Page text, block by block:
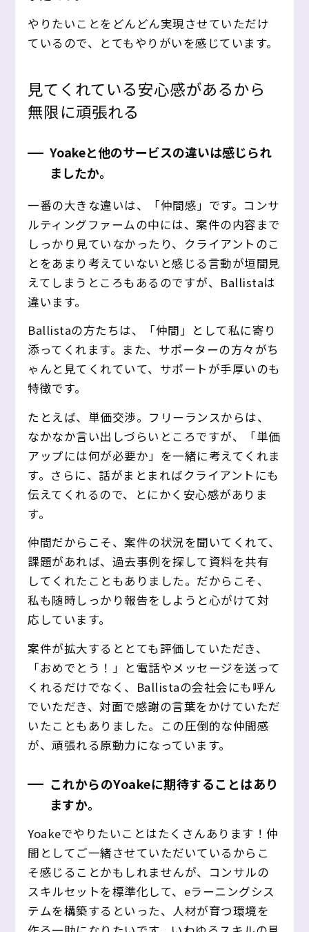
やりたいことをどんどん実現させていただけ
ているので、とてもやりがいを感じています。
見てくれている安心感があるから
無限に頑張れる
Yoakeと他のサービスの違いは感じられ
ましたか。
一番の大きな違いは、「仲間感」です。コンサ
ルティングファームの中には、案件の内容まで
しっかり見ていなかったり、クライアントのこ
とをあまり考えていないと感じる言動が垣間見
えてしまうところもあるのですが、Ballistaは
違います。
Ballistaの方たちは、「仲間」として私に寄り
添ってくれます。また、サポーターの方々がち
ゃんと見てくれていて、サポートが手厚いのも
特徴です。
たとえば、単価交渉。フリーランスからは、
なかなか言い出しづらいところですが、「単価
アップには何が必要か」を一緒に考えてくれま
す。さらに、話がまとまればクライアントにも
伝えてくれるので、とにかく安心感がありま
す。
仲間だからこそ、案件の状況を聞いてくれて、
課題があれば、過去事例を探して資料を共有
してくれたこともありました。だからこそ、
私も随時しっかり報告をしようと心がけて対
応しています。
案件が拡大するととても評価していただき、
「おめでとう！」と電話やメッセージを送って
くれるだけでなく、Ballistaの会社会にも呼ん
でいただき、対面で感謝の言葉をかけていただ
いたこともありました。この圧倒的な仲間感
が、頑張れる原動力になっています。
これからのYoakeに期待することはあり
ますか。
Yoakeでやりたいことはたくさんあります！仲
間としてご一緒させていただいているからこ
そ感じることかもしれませんが、コンサルの
スキルセットを標準化して、eラーニングシス
テムを構築するといった、人材が育つ環境を